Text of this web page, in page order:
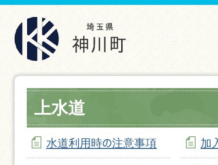
上水道
水道利用時の注意事項 加